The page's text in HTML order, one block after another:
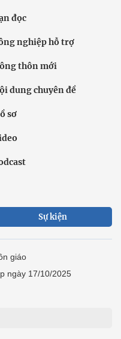
đọc
nghiệp hỗ trợ
thôn mới
dung chuyên đề
sơ
Sự kiện
giáo
ngày 17/10/2025